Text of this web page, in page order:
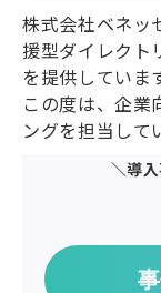
株式会社ベネッ
援型ダイレクト
を提供していま
この度は、企業
ングを担当して
＼導